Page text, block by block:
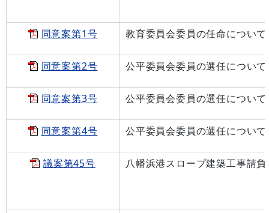
同意案第1号 教育委員会委員の任命について
同意案第2号 公平委員会委員の選任について
同意案第3号 公平委員会委員の選任について
同意案第4号 公平委員会委員の選任について
議案第45号 八幡浜港スロープ建築工事請